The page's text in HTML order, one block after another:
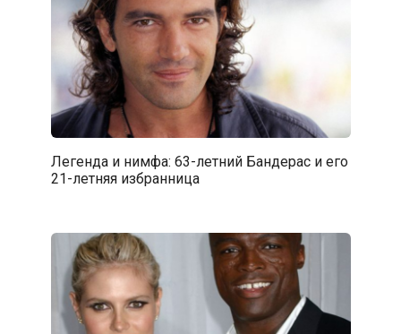
Легенда и нимфа: 63-летний Бандерас и его
21-летняя избранница